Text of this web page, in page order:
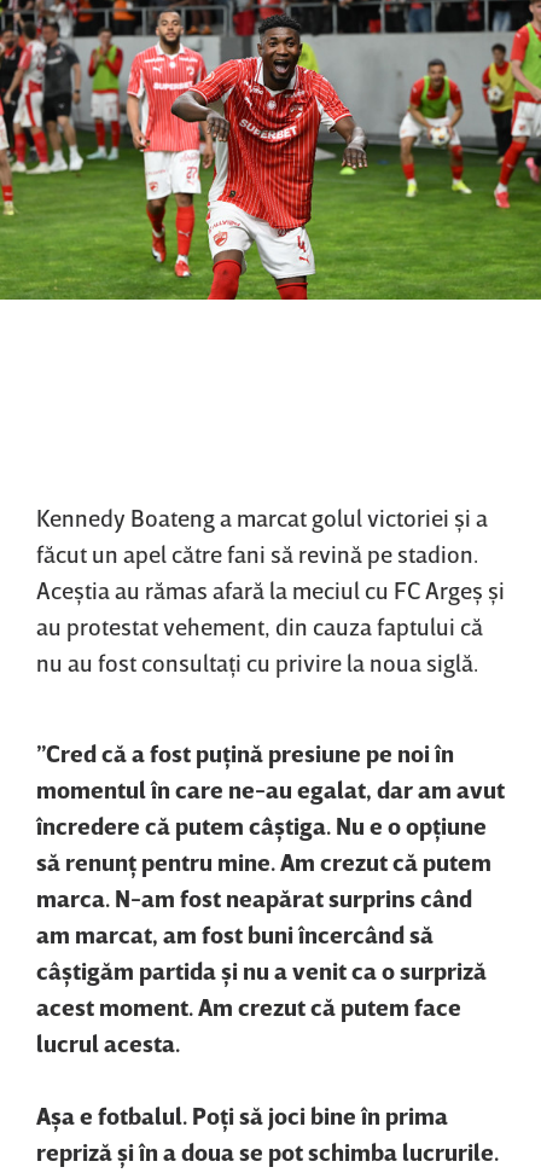
Kennedy Boateng a marcat golul victoriei şi a
făcut un apel către fani să revină pe stadion.
Aceştia au rămas afară la meciul cu FC Argeş şi
au protestat vehement, din cauza faptului că
nu au fost consultaţi cu privire la noua siglă.
”Cred că a fost puţină presiune pe noi în
momentul în care ne-au egalat, dar am avut
încredere că putem câştiga. Nu e o opţiune
să renunţ pentru mine. Am crezut că putem
marca. N-am fost neapărat surprins când
am marcat, am fost buni încercând să
câştigăm partida şi nu a venit ca o surpriză
acest moment. Am crezut că putem face
lucrul acesta.
Aşa e fotbalul. Poţi să joci bine în prima
repriză şi în a doua se pot schimba lucrurile.